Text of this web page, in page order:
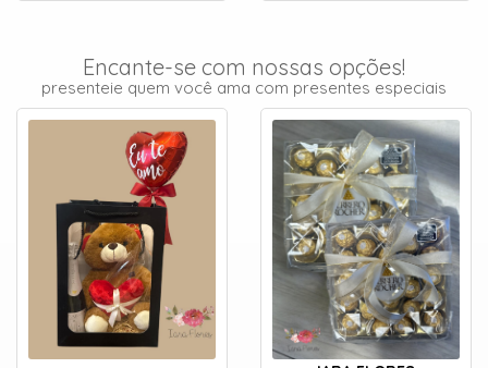
Encante-se com nossas opções!
presenteie quem você ama com presentes especiais